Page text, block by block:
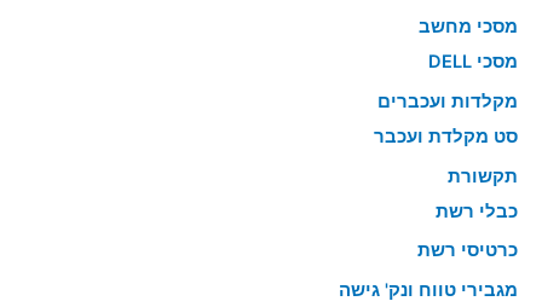
מסכי מחשב
מסכי DELL
מקלדות ועכברים
סט מקלדת ועכבר
תקשורת
כבלי רשת
כרטיסי רשת
מגבירי טווח ונק' גישה